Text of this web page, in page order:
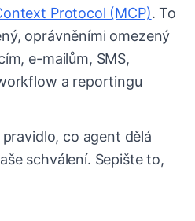
Protocol (MCP). To
oprávněními omezený
e-mailům, SMS,
a reportingu
pravidlo, co agent dělá
schválení. Sepište to,